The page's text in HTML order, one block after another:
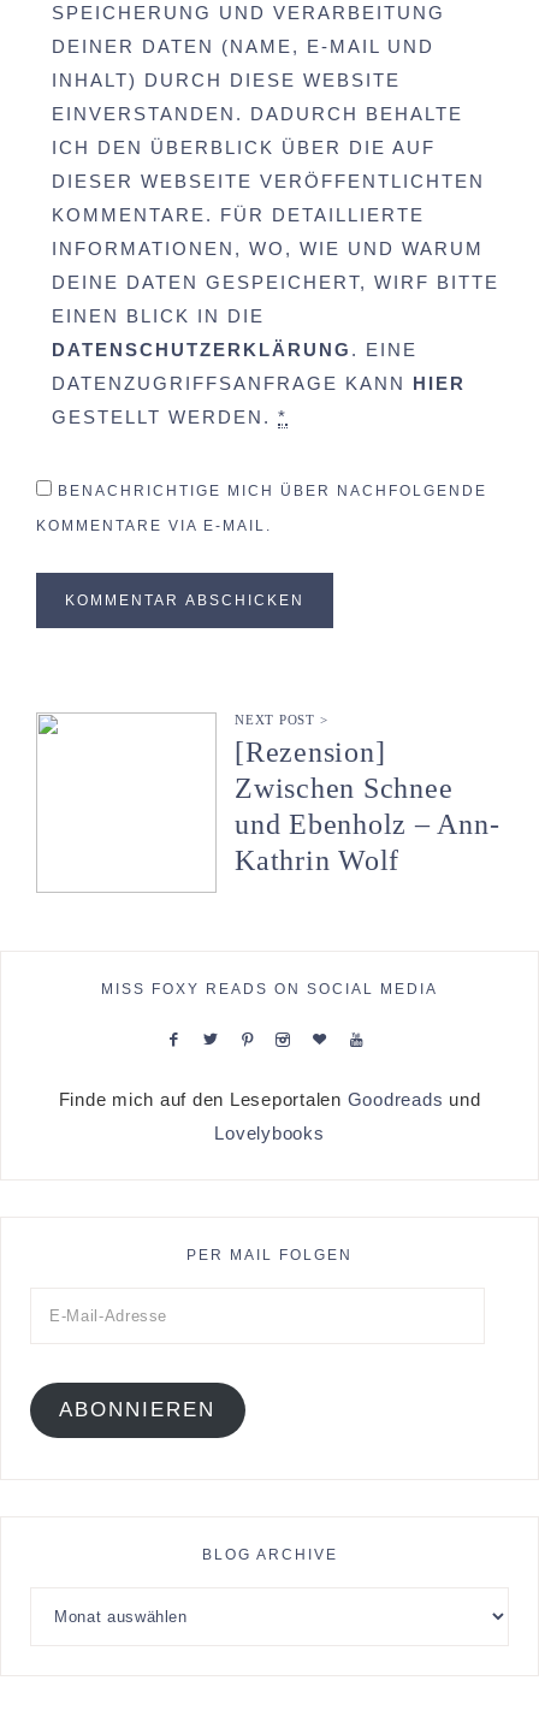
SPEICHERUNG UND VERARBEITUNG
DEINER DATEN (NAME, E-MAIL UND
INHALT) DURCH DIESE WEBSITE
EINVERSTANDEN. DADURCH BEHALTE
ICH DEN ÜBERBLICK ÜBER DIE AUF
DIESER WEBSEITE VERÖFFENTLICHTEN
KOMMENTARE. FÜR DETAILLIERTE
INFORMATIONEN, WO, WIE UND WARUM
DEINE DATEN GESPEICHERT, WIRF BITTE
EINEN BLICK IN DIE
DATENSCHUTZERKLÄRUNG . EINE
DATENZUGRIFFSANFRAGE KANN HIER
GESTELLT WERDEN. *
BENACHRICHTIGE MICH ÜBER NACHFOLGENDE
KOMMENTARE VIA E-MAIL.
NEXT POST >
[Rezension]
Zwischen Schnee
und Ebenholz – Ann-
Kathrin Wolf
MISS FOXY READS ON SOCIAL MEDIA
Finde mich auf den Leseportalen Goodreads und
Lovelybooks
PER MAIL FOLGEN
ABONNIEREN
BLOG ARCHIVE